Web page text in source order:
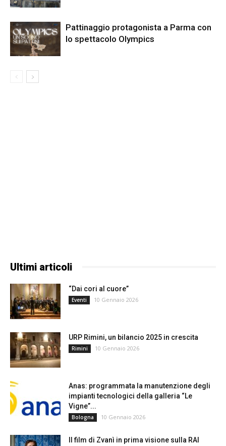
Pattinaggio protagonista a Parma con
lo spettacolo Olympics
Ultimi articoli
“Dai cori al cuore”
Eventi 10 Gennaio 2026
URP Rimini, un bilancio 2025 in crescita
Rimini 10 Gennaio 2026
Anas: programmata la manutenzione degli
impianti tecnologici della galleria “Le
Vigne”...
Bologna 10 Gennaio 2026
Il film di Zvanì in prima visione sulla RAI